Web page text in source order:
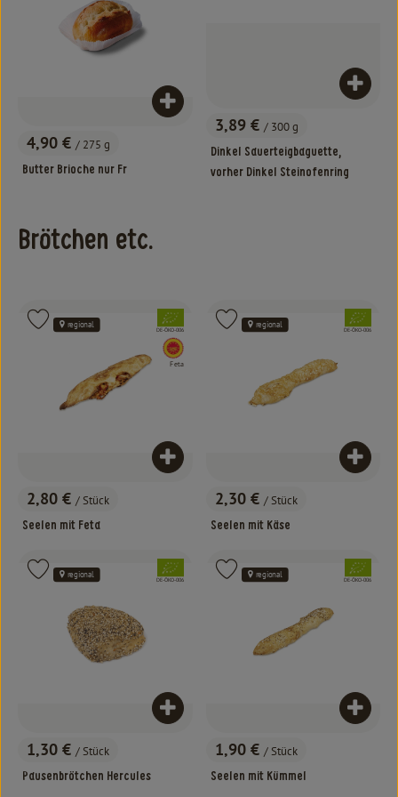
, Preis:
4,90 € / 275 g
Butter Brioche nur Fr
Produkt zum Warenkorb hinzufügen
, Preis:
3,89 € / 300 g
Dinkel Sauerteigbaguette,
vorher Dinkel Steinofenring
Brötchen etc.
, Preis:
2,80 € / Stück
Seelen mit Feta
Produkt zum Warenkorb hinzufügen
, Verband:
, Kontrollstelle:
DE-ÖKO-006
, EU Herkunft:
Feta
regional
Produkt zu Favouriten hinzufügen
, Preis:
2,30 € / Stück
Seelen mit Käse
, Verband:
, Kontrollstelle:
DE-ÖKO-006
regional
Produkt zu Favouriten hinzufügen
, Preis:
1,30 € / Stück
Pausenbrötchen Hercules
Produkt zum Warenkorb hinzufügen
, Verband:
, Kontrollstelle:
DE-ÖKO-006
regional
Produkt zu Favouriten hinzufügen
, Preis:
1,90 € / Stück
Seelen mit Kümmel
, Verband:
, Kontrollstelle:
DE-ÖKO-006
regional
Produkt zu Favouriten hinzufügen